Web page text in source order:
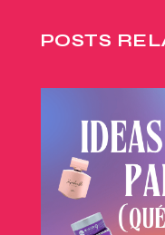
POSTS